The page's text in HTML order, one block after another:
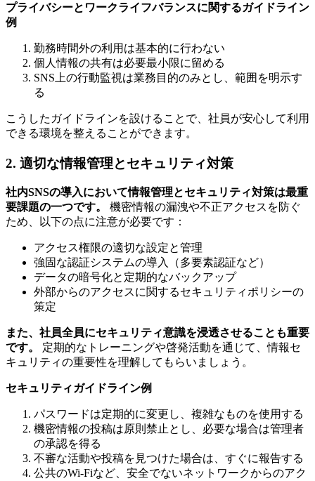
プライバシーとワークライフバランスに関するガイドライン
例
勤務時間外の利用は基本的に行わない
個人情報の共有は必要最小限に留める
SNS上の行動監視は業務目的のみとし、範囲を明示す
る
こうしたガイドラインを設けることで、社員が安心して利用
できる環境を整えることができます。
2. 適切な情報管理とセキュリティ対策
社内SNSの導入において情報管理とセキュリティ対策は最重
要課題の一つです。
機密情報の漏洩や不正アクセスを防ぐ
ため、以下の点に注意が必要です：
アクセス権限の適切な設定と管理
強固な認証システムの導入（多要素認証など）
データの暗号化と定期的なバックアップ
外部からのアクセスに関するセキュリティポリシーの
策定
また、社員全員にセキュリティ意識を浸透させることも重要
です。
定期的なトレーニングや啓発活動を通じて、情報セ
キュリティの重要性を理解してもらいましょう。
セキュリティガイドライン例
パスワードは定期的に変更し、複雑なものを使用する
機密情報の投稿は原則禁止とし、必要な場合は管理者
の承認を得る
不審な活動や投稿を見つけた場合は、すぐに報告する
公共のWi-Fiなど、安全でないネットワークからのアク